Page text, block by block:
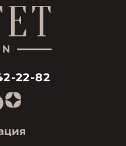
22-82